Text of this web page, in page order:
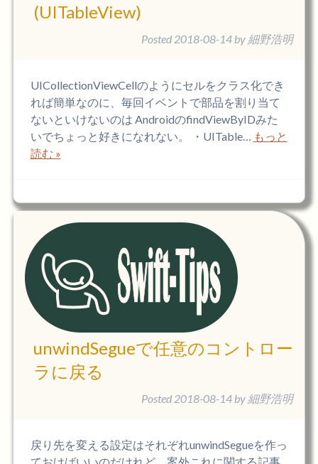
(UITableView)
Posted 2018-08-14 by 細野浩明
UICollectionViewCellのようにセルをクラス化でき
れば簡単なのに、毎回イベントで部品を割り当て
ないといけないのは AndroidのfindViewByIDみた
いでちょっと好きになれない。 ・UITable… もっと
読む »
unwindSegueで任意のコントロー
ラに戻る
Posted 2018-08-14 by 細野浩明
戻り先を変える設定はそれぞれunwindSegueを作っ